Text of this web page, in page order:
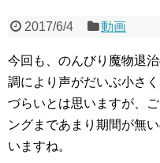
2017/6/4 動画
今回も、のんびり魔物退
調により声がだいぶ小さ
づらいとは思いますが、
ングまであまり期間が無
いますね。